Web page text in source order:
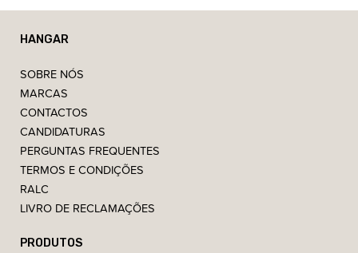
HANGAR
SOBRE NÓS
MARCAS
CONTACTOS
CANDIDATURAS
PERGUNTAS FREQUENTES
TERMOS E CONDIÇÕES
RALC
LIVRO DE RECLAMAÇÕES
PRODUTOS